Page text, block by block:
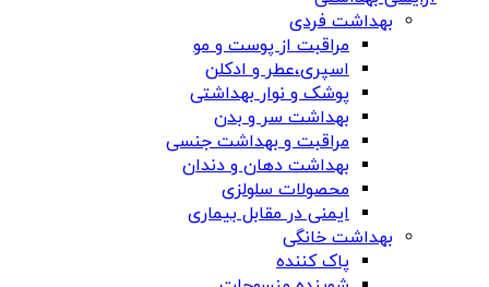
بهداشت فردی
مراقبت از پوست و مو
اسپری،عطر و ادکلن
پوشک و نوار بهداشتی
بهداشت سر و بدن
مراقبت و بهداشت جنسی
بهداشت دهان و دندان
محصولات سلولزی
ایمنی در مقابل بیماری
بهداشت خانگی
پاک کننده